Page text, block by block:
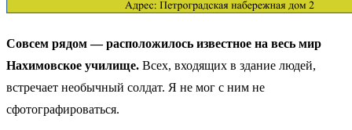
Совсем рядом — расположилось известное на весь мир
Нахимовское училище. Всех, входящих в здание людей,
встречает необычный солдат. Я не мог с ним не
сфотографироваться.